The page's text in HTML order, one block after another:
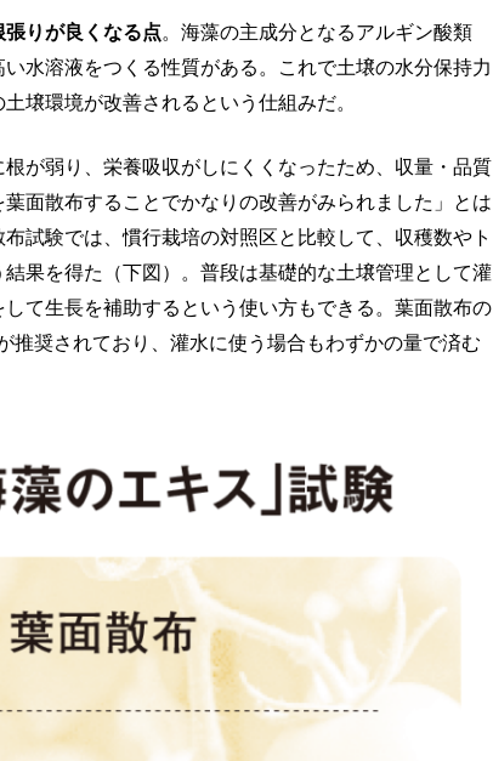
りが良くなる点。海藻の主成分となるアルギン酸類
水溶液をつくる性質がある。これで土壌の水分保持力
壌環境が改善されるという仕組みだ。
根が弱り、栄養吸収がしにくくなったため、収量・品質
面散布することでかなりの改善がみられました」とは
試験では、慣行栽培の対照区と比較して、収穫数やト
果を得た（下図）。普段は基礎的な土壌管理として灌
て生長を補助するという使い方もできる。葉面散布の
奨されており、灌水に使う場合もわずかの量で済む